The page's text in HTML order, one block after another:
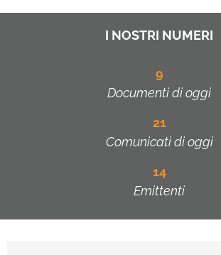
I NOSTRI NUMERI
9
Documenti di oggi
21
Comunicati di oggi
14
Emittenti